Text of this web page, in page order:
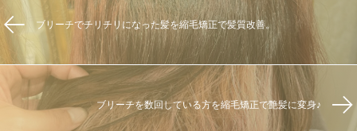
ブリーチでチリチリになった髪を縮毛矯正で髪質改善。
ブリーチを数回している方を縮毛矯正で艶髪に変身♪